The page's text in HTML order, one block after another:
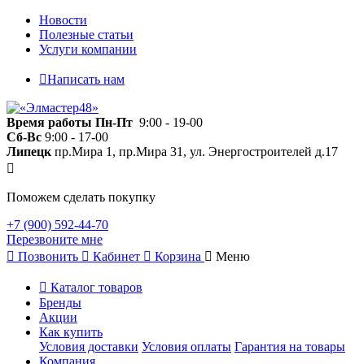
Новости
Полезные статьи
Услуги компании
Написать нам
Время работы Пн-Пт 9:00 - 19-00
Сб-Вс 9:00 - 17-00
Липецк пр.Мира 1, пр.Мира 31, ул. Энергостроителей д.17
Поможем сделать покупку
+7 (900) 592-44-70
Перезвоните мне
Позвонить
Кабинет Корзина Меню
Каталог товаров
Бренды
Акции
Как купить
Условия доставки Условия оплаты Гарантия на товары
Компания